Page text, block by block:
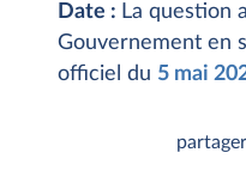
Date : La question
Gouvernement en
officiel du 5 mai
partager